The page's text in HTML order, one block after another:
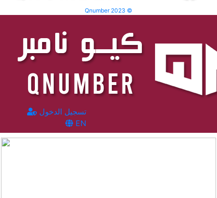
Qnumber 2023 ©
تسجيل الدخول
EN